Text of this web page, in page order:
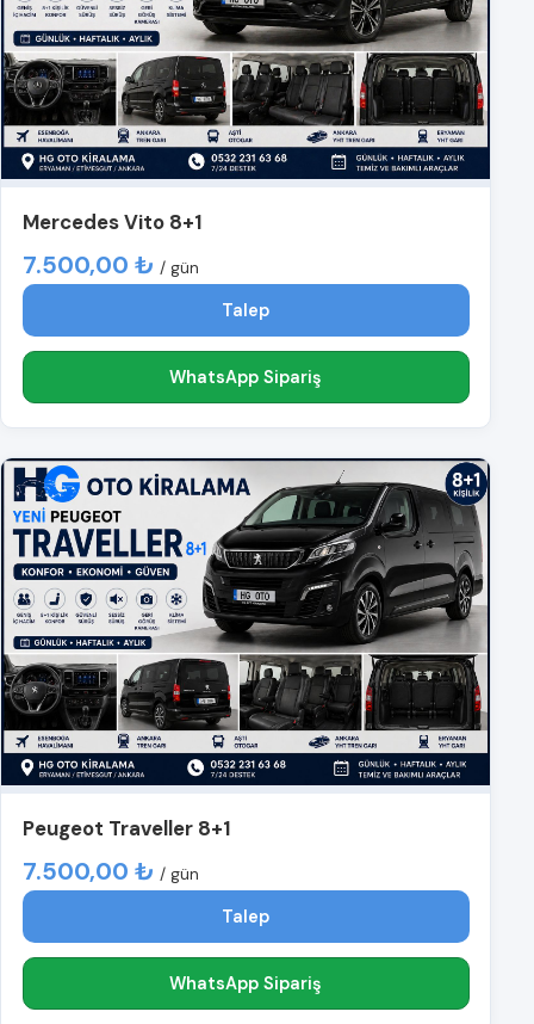
Mercedes Vito 8+1
7.500,00 ₺ / gün
Talep
WhatsApp Sipariş
Peugeot Traveller 8+1
7.500,00 ₺ / gün
Talep
WhatsApp Sipariş